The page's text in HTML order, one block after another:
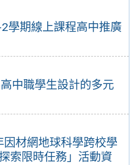
學期線上課程高中推廣
中職學生設計的多元
材網地球科學跨校學
索限時任務」活動資